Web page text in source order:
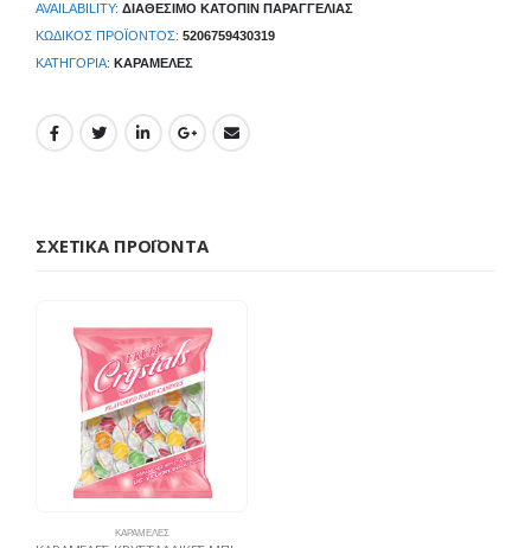
AVAILABILITY: ΔΙΑΘΈΣΙΜΟ ΚΑΤΌΠΙΝ ΠΑΡΑΓΓΕΛΊΑΣ
ΚΩΔΙΚΌΣ ΠΡΟΪΌΝΤΟΣ: 5206759430319
ΚΑΤΗΓΟΡΊΑ: ΚΑΡΑΜΈΛΕΣ
ΣΧΕΤΙΚΆ ΠΡΟΪΌΝΤΑ
ΚΑΡΑΜΈΛΕΣ